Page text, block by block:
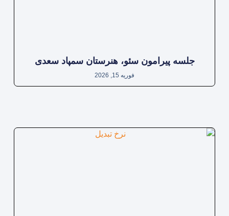
جلسه پیرامون سئو، هنرستان سمپاد سعدی
فوریه 15, 2026